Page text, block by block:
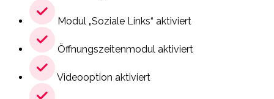
Modul „Soziale Links“ aktiviert
Öffnungszeitenmodul aktiviert
Videooption aktiviert